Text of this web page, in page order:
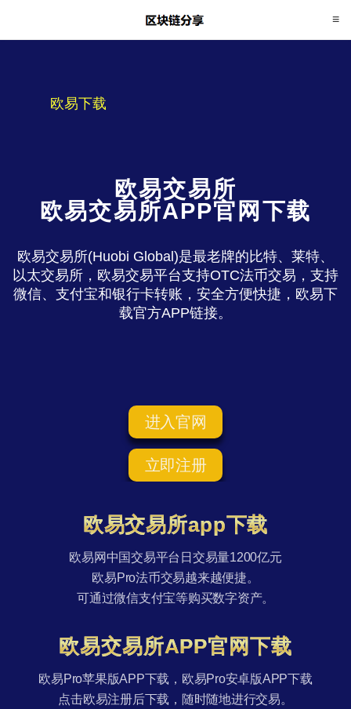
欧易下载
欧易交易所
欧易交易所APP官网下载
欧易交易所(Huobi Global)是最老牌的比特、莱特、
以太交易所，欧易交易平台支持OTC法币交易，支持
微信、支付宝和银行卡转账，安全方便快捷，欧易下
载官方APP链接。
进入官网
立即注册
欧易交易所app下载
欧易网中国交易平台日交易量1200亿元
欧易Pro法币交易越来越便捷。
可通过微信支付宝等购买数字资产。
欧易交易所APP官网下载
欧易Pro苹果版APP下载，欧易Pro安卓版APP下载
点击欧易注册后下载，随时随地进行交易。